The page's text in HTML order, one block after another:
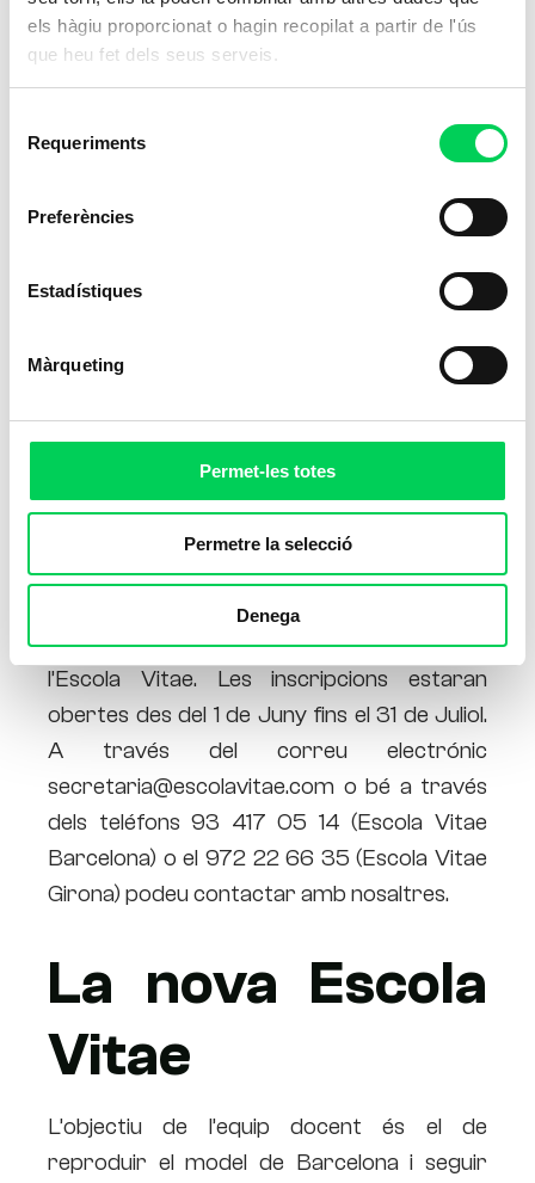
els hàgiu proporcionat o hagin recopilat a partir de l'ús
que heu fet dels seus serveis.
Requeriments
Preferències
Estadístiques
Màrqueting
Permet-les totes
Permetre la selecció
Denega
A partir del mes de setembre del 2015
Escola Vitae Gironaserà una realitat
gràcies a l’acord signat entre el GEIEG i
l’Escola Vitae. Les inscripcions estaran
obertes des del 1 de Juny fins el 31 de Juliol.
A través del correu electrónic
secretaria@escolavitae.com o bé a través
dels teléfons 93 417 05 14 (Escola Vitae
Barcelona) o el 972 22 66 35 (Escola Vitae
Girona) podeu contactar amb nosaltres.
La nova Escola
Vitae
L’objectiu de l’equip docent és el de
reproduir el model de Barcelona i seguir